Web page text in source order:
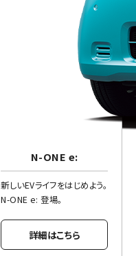
N-ONE e:
新しいEVライフをはじめよう。
N-ONE e: 登場。
詳細はこちら